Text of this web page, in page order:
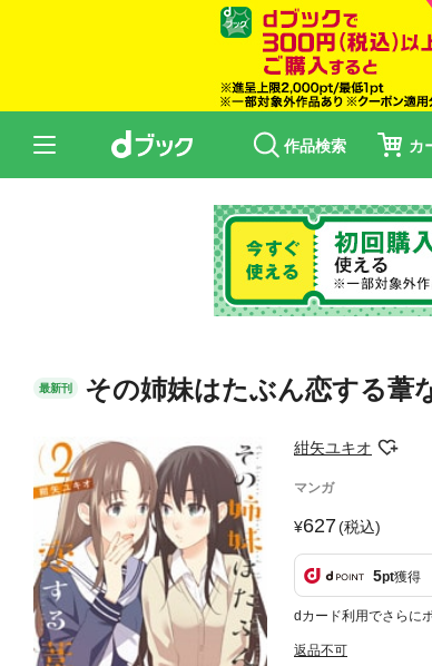
作品検索 カ
最新刊 その姉妹はたぶん恋する葦
紺矢ユキオ
マンガ
627(税込)
5pt獲得
dカード利用でさらに
返品不可